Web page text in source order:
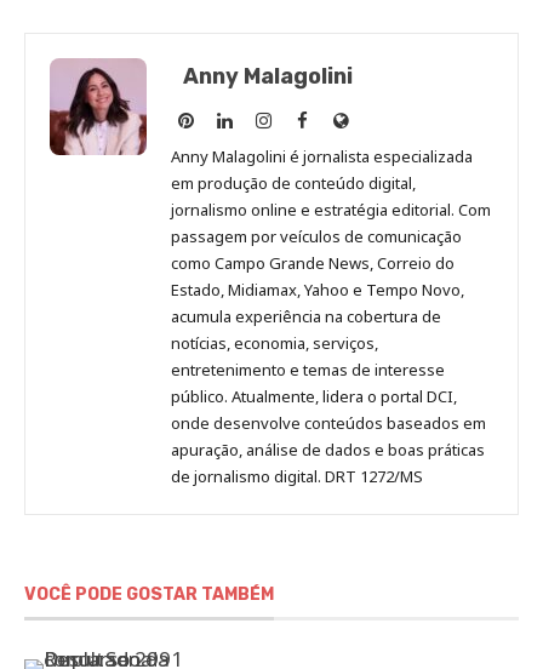
Anny Malagolini
Anny
Malagolini
no
Pinterest
Anny
Malagolini
no
LinkedIn
Anny
Malagolini
no
Instagram
Anny
Malagolini
no
Facebook
Site
de
Anny
Malagolini
Anny Malagolini é jornalista especializada
em produção de conteúdo digital,
jornalismo online e estratégia editorial. Com
passagem por veículos de comunicação
como Campo Grande News, Correio do
Estado, Midiamax, Yahoo e Tempo Novo,
acumula experiência na cobertura de
notícias, economia, serviços,
entretenimento e temas de interesse
público. Atualmente, lidera o portal DCI,
onde desenvolve conteúdos baseados em
apuração, análise de dados e boas práticas
de jornalismo digital. DRT 1272/MS
VOCÊ PODE GOSTAR TAMBÉM